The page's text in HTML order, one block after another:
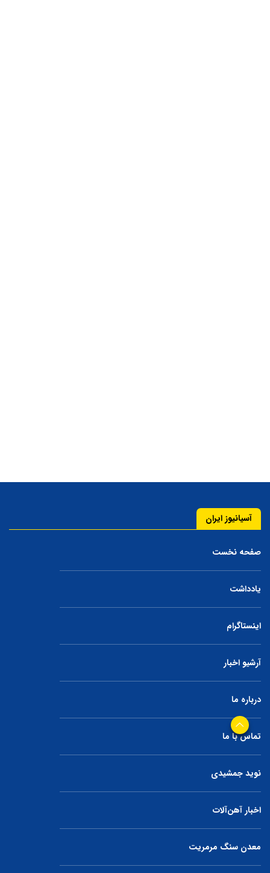
آسیانیوز ایران
صفحه نخست
یادداشت
اینستاگرام
آرشیو اخبار
درباره ما
تماس با ما
نوید جمشیدی
اخبار آهن‌آلات
معدن سنگ مرمریت